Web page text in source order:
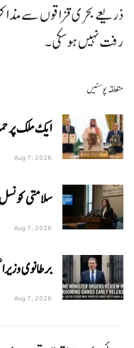
ذریعے بحری قزاقوں سے
رفت نہیں ہوسکی۔
متعلقہ پوسٹیں
ایک ملک پر
Aug 7, 2026
سلامتی
Aug 7, 2026
برطانوی
Aug 7, 2026